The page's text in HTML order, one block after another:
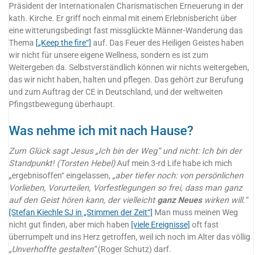
Präsident der Internationalen Charismatischen Erneuerung in der
kath. Kirche. Er griff noch einmal mit einem Erlebnisbericht über
eine witterungsbedingt fast missglückte Männer-Wanderung das
Thema [„Keep the fire“] auf. Das Feuer des Heiligen Geistes haben
wir nicht für unsere eigene Wellness, sondern es ist zum
Weitergeben da. Selbstverständlich können wir nichts weitergeben,
das wir nicht haben, halten und pflegen. Das gehört zur Berufung
und zum Auftrag der CE in Deutschland, und der weltweiten
Pfingstbewegung überhaupt.
Was nehme ich mit nach Hause?
Zum Glück sagt Jesus „Ich bin der Weg“ und nicht: Ich bin der
Standpunkt! (Torsten Hebel)Auf mein 3-rd Life habe ich mich
„ergebnisoffen“ eingelassen, „aber tiefer noch: von persönlichen
Vorlieben, Vorurteilen, Vorfestlegungen so frei, dass man ganz
auf den Geist hören kann, der vielleicht ganz Neueswirken will.“
[Stefan Kiechle SJ in „Stimmen der Zeit“] Man muss meinen Weg
nicht gut finden, aber mich haben [viele Ereignisse] oft fast
überrumpelt und ins Herz getroffen, weil ich noch im Alter das völlig
„Unverhoffte gestalten“(Roger Schutz) darf.